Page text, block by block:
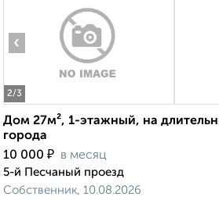
2/3
‹
Дом 27м², 1-этажный, на
города
10 000 ₽ в месяц
5-й Песчаный проезд
Собственник, 10.08.2026